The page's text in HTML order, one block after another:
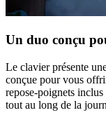
Un duo conçu
Le clavier présente
conçue pour vous
repose-poignets
tout au long de la